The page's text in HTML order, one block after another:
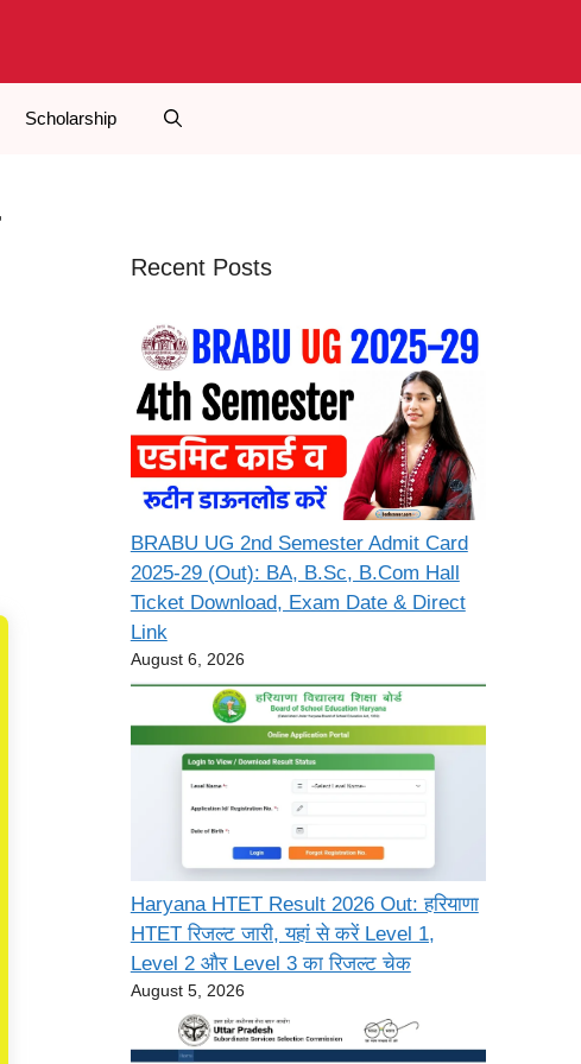
Scholarship
Recent Posts
BRABU UG 2nd Semester Admit Card
2025-29 (Out): BA, B.Sc, B.Com Hall
Ticket Download, Exam Date & Direct
Link
August 6, 2026
Haryana HTET Result 2026 Out: हरियाणा
HTET रिजल्ट जारी, यहां से करें Level 1,
Level 2 और Level 3 का रिजल्ट चेक
August 5, 2026